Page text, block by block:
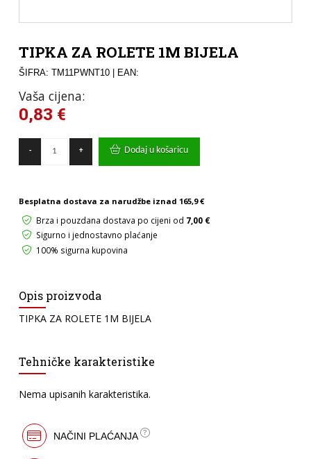
TIPKA ZA ROLETE 1M BIJELA
ŠIFRA: TM11PWNT10| EAN:
Vaša cijena:
0,83 €
-
ROLETE
količina
+ Dodaj u košaricu
Besplatna dostava za narudžbe iznad 165,9 €
Brza i pouzdana dostava po cijeni od 7,00 €
Sigurno i jednostavno plaćanje
100% sigurna kupovina
Opis proizvoda
TIPKA ZA ROLETE 1M BIJELA
Tehničke karakteristike
Nema upisanih karakteristika.
NAČINI PLAĆANJA